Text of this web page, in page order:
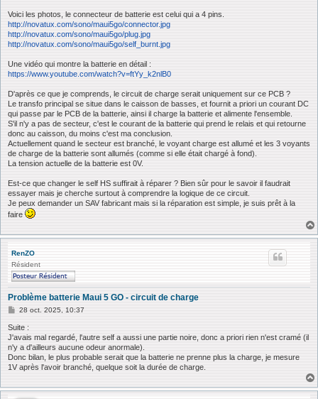
Voici les photos, le connecteur de batterie est celui qui a 4 pins.
http://novatux.com/sono/maui5go/connector.jpg
http://novatux.com/sono/maui5go/plug.jpg
http://novatux.com/sono/maui5go/self_burnt.jpg
Une vidéo qui montre la batterie en détail :
https://www.youtube.com/watch?v=ftYy_k2nlB0
D'après ce que je comprends, le circuit de charge serait uniquement sur ce PCB ?
Le transfo principal se situe dans le caisson de basses, et fournit a priori un courant DC
qui passe par le PCB de la batterie, ainsi il charge la batterie et alimente l'ensemble.
S'il n'y a pas de secteur, c'est le courant de la batterie qui prend le relais et qui retourne
donc au caisson, du moins c'est ma conclusion.
Actuellement quand le secteur est branché, le voyant charge est allumé et les 3 voyants
de charge de la batterie sont allumés (comme si elle était chargé à fond).
La tension actuelle de la batterie est 0V.
Est-ce que changer le self HS suffirait à réparer ? Bien sûr pour le savoir il faudrait
essayer mais je cherche surtout à comprendre la logique de ce circuit.
Je peux demander un SAV fabricant mais si la réparation est simple, je suis prêt à la
faire
RenZO
Résident
Problème batterie Maui 5 GO - circuit de charge
M
s
s
g
e
28 oct. 2025, 10:37
Suite :
J'avais mal regardé, l'autre self a aussi une partie noire, donc a priori rien n'est cramé (il
n'y a d'ailleurs aucune odeur anormale).
Donc bilan, le plus probable serait que la batterie ne prenne plus la charge, je mesure
1V après l'avoir branché, quelque soit la durée de charge.